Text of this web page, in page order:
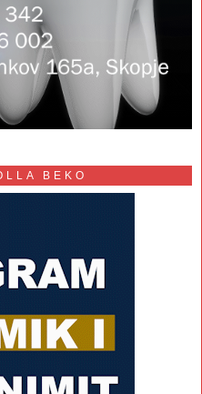
BEKO